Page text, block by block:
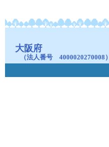
大阪府
（法人番号 4000020270008）